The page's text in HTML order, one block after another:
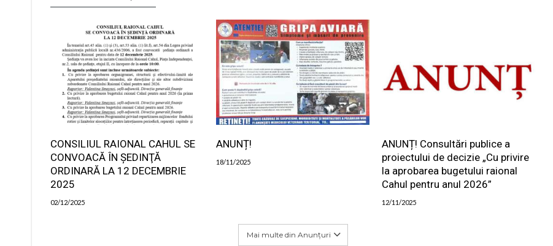
CONSILIUL RAIONAL CAHUL SE
CONVOACĂ ÎN ŞEDINŢĂ
ORDINARĂ LA 12 DECEMBRIE
2025
02/12/2025
ANUNȚ!
18/11/2025
ANUNȚ! Consultări publice a
proiectului de decizie „Cu privire
la aprobarea bugetului raional
Cahul pentru anul 2026”
12/11/2025
Mai multe din Anunțuri